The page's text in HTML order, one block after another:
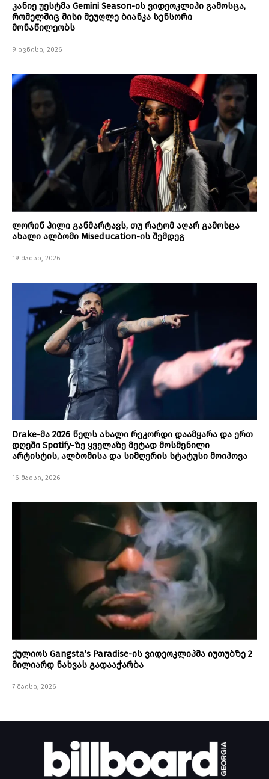
კანიე უესტმა Gemini Season-ის ვიდეოკლიპი გამოსცა,
რომელშიც მისი მეუღლე ბიანკა სენსორი
მონაწილეობს
9 ივნისი, 2026
ლორინ ჰილი განმარტავს, თუ რატომ აღარ გამოსცა
ახალი ალბომი Miseducation-ის შემდეგ
19 მაისი, 2026
Drake-მა 2026 წელს ახალი რეკორდი დაამყარა და ერთ
დღეში Spotify-ზე ყველაზე მეტად მოსმენილი
არტისტის, ალბომისა და სიმღერის სტატუსი მოიპოვა
16 მაისი, 2026
ქულიოს Gangsta’s Paradise-ის ვიდეოკლიპმა იუთუბზე 2
მილიარდ ნახვას გადააჭარბა
7 მაისი, 2026